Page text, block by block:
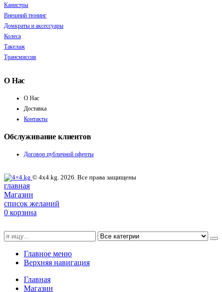
Канистры
Внешний тюнинг
Домкраты и аксессуары
Колеса
Такелаж
Трансмиссия
О Нас
О Нас
Доставка
Контакты
Обслуживание клиентов
Договор публичной оферты
© 4x4.kg. 2026. Все права защищены
главная
Магазин
список желаний
0 корзина
Главное меню
Верхняя навигация
Главная
Магазин